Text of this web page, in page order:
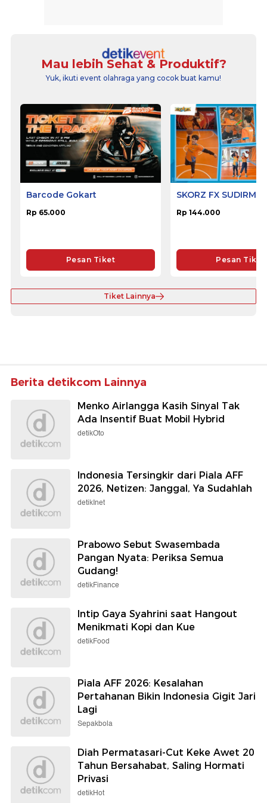
Mau lebih Sehat & Produktif?
Yuk, ikuti event olahraga yang cocok buat kamu!
Barcode Gokart
Rp 65.000
Pesan Tiket
SKORZ FX
Rp 144.000
Pesan Tiket
Tiket Lainnya
Berita detikcom Lainnya
Menko Airlangga Kasih Sinyal Tak
Ada Insentif Buat Mobil Hybrid
detikOto
Indonesia Tersingkir dari Piala AFF
2026, Netizen: Janggal, Ya Sudahlah
detikInet
Prabowo Sebut Swasembada
Pangan Nyata: Periksa Semua
Gudang!
detikFinance
Intip Gaya Syahrini saat Hangout
Menikmati Kopi dan Kue
detikFood
Piala AFF 2026: Kesalahan
Pertahanan Bikin Indonesia Gigit Jari
Lagi
Sepakbola
Diah Permatasari-Cut Keke Awet 20
Tahun Bersahabat, Saling Hormati
Privasi
detikHot